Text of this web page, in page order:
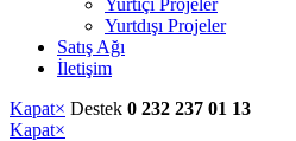
Yurtiçi Projeler
Yurtdışı Projeler
Satış Ağı
İletişim
Kapat× Destek 0 232 237 01 13
Kapat×